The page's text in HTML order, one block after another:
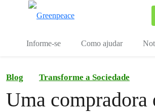
Informe-se Como ajudar
Blog Transforme a Sociedade
Uma compradora